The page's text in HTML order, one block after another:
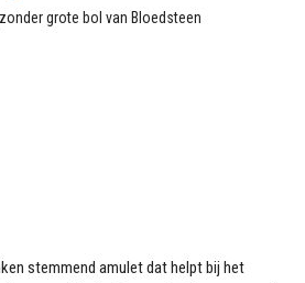
grote bol van Bloedsteen
stemmend amulet dat helpt bij het